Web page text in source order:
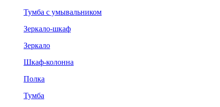
Тумба с умывальником
Зеркало-шкаф
Зеркало
Шкаф-колонна
Полка
Тумба